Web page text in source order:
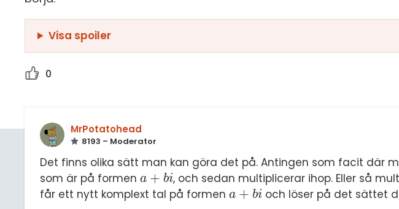
Visa spoiler
0
MrPotatohead
8193 – Moderator
Det finns olika sätt man kan göra det på. Antingen som facit där
som är på formen a + bi
a +b
, och sedan multiplicerar ihop. Eller så
får ett nytt komplext tal på formen a + bi
a +b och löser på det sättet